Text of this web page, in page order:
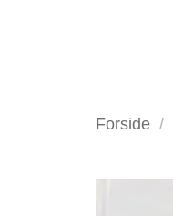
Forside /